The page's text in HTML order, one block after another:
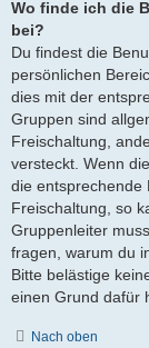
Wo finde ich die
bei?
Du findest die
persönlichen
dies mit der
Gruppen sind
Freischaltung,
versteckt. Wenn
die entsprechende
Freischaltung, so
Gruppenleiter
fragen, warum du
Bitte belästige
einen Grund dafür
Nach oben